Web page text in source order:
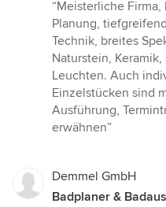
5
von
5
Sternen
“Meisterliche
Planung,
Technik, breites
Naturstein,
Leuchten. Auch
Einzelstücken sind
Ausführung,
erwähnen”
Demmel GmbH
Badplaner &